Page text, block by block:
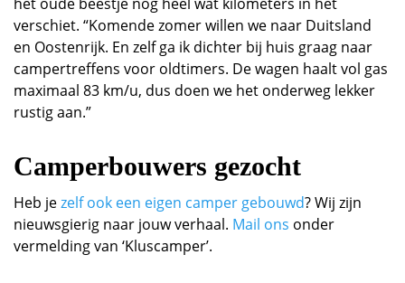
verschiet. “Komende zomer willen we naar Duitsland
en Oostenrijk. En zelf ga ik dichter bij huis graag naar
campertreffens voor oldtimers. De wagen haalt vol gas
maximaal 83 km/u, dus doen we het onderweg lekker
rustig aan.”
Camperbouwers gezocht
Heb jezelf ook een eigen camper gebouwd? Wij zijn
nieuwsgierig naar jouw verhaal. Mail ons onder
vermelding van ‘Kluscamper’.